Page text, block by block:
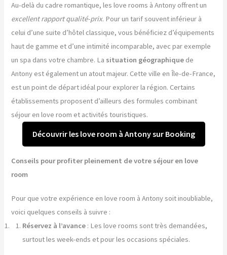
Au-delà du cadre romantique, les love rooms à Antony offrent un
excellent rapport qualité-prix. Pour un tarif souvent inférieur à
celui d’une suite d’hôtel classique, vous bénéficiez d’équipements
haut de gamme et d’une intimité incomparable, avec par exemple
un spa dans votre chambre. La situation géographique de
Antony est également un atout majeur. Cette ville en Île-de-France,
est un point de départ idéal pour explorer la région. Certains
établissements proposent d’ailleurs des formules combinant
séjour en love room et activités touristiques.
Découvrir les love room à Antony sur Booking
Conseils pour profiter pleinement de votre séjour en love
room
Pour que votre expérience en love room à Antony soit inoubliable,
voici quelques conseils à suivre :
Réservez à l’avance : Les love rooms sont très demandées,
surtout les week-ends et pour les occasions spéciales.